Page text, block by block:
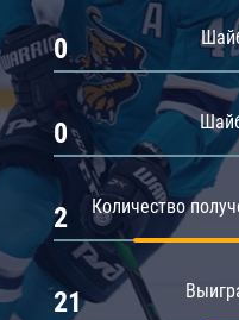
Амур
Барыс
Салават
0
0
Количество
2
21